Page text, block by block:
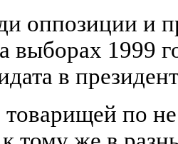
оппозиции и
выборах 1999
в
по